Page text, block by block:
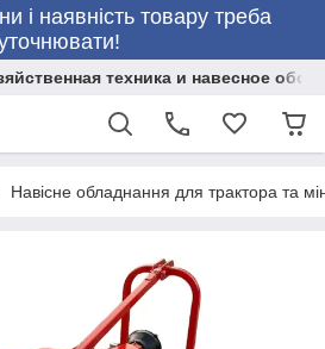
і наявність товару треба
техника и навесное
Навісне обладнання для трактора та